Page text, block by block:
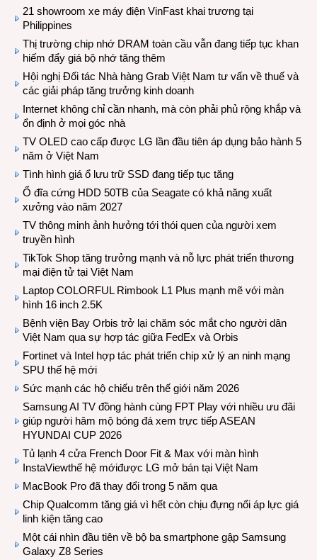
21 showroom xe máy điện VinFast khai trương tại
Philippines
Thị trường chip nhớ DRAM toàn cầu vẫn đang tiếp tục khan
hiếm đẩy giá bộ nhớ tăng thêm
Hội nghị Đối tác Nhà hàng Grab Việt Nam tư vấn về thuế và
các giải pháp tăng trưởng kinh doanh
Internet không chỉ cần nhanh, mà còn phải phủ rộng khắp và
ổn định ở mọi góc nhà
TV OLED cao cấp được LG lần đầu tiên áp dụng bảo hành 5
năm ở Việt Nam
Tình hình giá ổ lưu trữ SSD đang tiếp tục tăng
Ổ đĩa cứng HDD 50TB của Seagate có khả năng xuất
xưởng vào năm 2027
TV thông minh ảnh hưởng tới thói quen của người xem
truyền hình
TikTok Shop tăng trưởng mạnh và nỗ lực phát triển thương
mại điện tử tại Việt Nam
Laptop COLORFUL Rimbook L1 Plus mạnh mẽ với màn
hình 16 inch 2.5K
Bệnh viện Bay Orbis trở lại chăm sóc mắt cho người dân
Việt Nam qua sự hợp tác giữa FedEx và Orbis
Fortinet và Intel hợp tác phát triển chip xử lý an ninh mạng
SPU thế hệ mới
Sức mạnh các hộ chiếu trên thế giới năm 2026
Samsung AI TV đồng hành cùng FPT Play với nhiều ưu đãi
giúp người hâm mộ bóng đá xem trực tiếp ASEAN
HYUNDAI CUP 2026
Tủ lạnh 4 cửa French Door Fit & Max với màn hình
InstaViewthế hệ mớiđược LG mở bán tại Việt Nam
MacBook Pro đã thay đổi trong 5 năm qua
Chip Qualcomm tăng giá vì hết còn chịu đựng nổi áp lực giá
linh kiện tăng cao
Một cái nhìn đầu tiên về bộ ba smartphone gập Samsung
Galaxy Z8 Series